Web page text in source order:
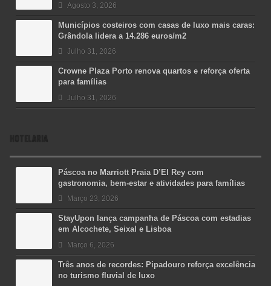
Agosto 3, 2026
Municípios costeiros com casas de luxo mais caras:
Grândola lidera a 14.286 euros/m2
Julho 31, 2026
Crowne Plaza Porto renova quartos e reforça oferta
para famílias
Julho 31, 2026
HOTELARIA
Páscoa no Marriott Praia D’El Rey com
gastronomia, bem-estar e atividades para famílias
Março 23, 2026
StayUpon lança campanha de Páscoa com estadias
em Alcochete, Seixal e Lisboa
Março 6, 2026
Três anos de recordes: Pipadouro reforça excelência
no turismo fluvial de luxo